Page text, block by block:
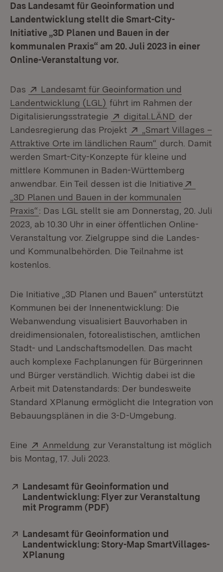
Das Landesamt für Geoinformation und
Landentwicklung stellt die Smart-City-
Initiative „3D Planen und Bauen in der
kommunalen Praxis“ am 20. Juli 2023 in einer
Online-Veranstaltung vor.
Das Extern:
Landesamt für Geoinformation und
Landentwicklung (LGL) (Öffnet in neuem Fenster)
führt im Rahmen der
Digitalisierungsstrategie
Extern:
digital.LÄND (Öffnet in
der
Landesregierung das Projekt
Extern:
„Smart Villages –
Attraktive Orte im ländlichen Raum“ (Öffnet in
durch. Damit
werden Smart-City-Konzepte für kleine und
mittlere Kommunen in Baden-Württemberg
anwendbar. Ein Teil dessen ist die Initiative
„3D Planen und Bauen in der kommunalen
Praxis“(Öffnet in neuem Fenster)
: Das LGL stellt sie am Donnerstag, 20. Juli
2023, ab 10.30 Uhr in einer öffentlichen Online-
Veranstaltung vor. Zielgruppe sind die Landes-
und Kommunalbehörden. Die Teilnahme ist
kostenlos.
Die Initiative „3D Planen und Bauen“ unterstützt
Kommunen bei der Innenentwicklung: Die
Webanwendung visualisiert Bauvorhaben in
dreidimensionalen, fotorealistischen, amtlichen
Stadt- und Landschaftsmodellen. Das macht
auch komplexe Fachplanungen für Bürgerinnen
und Bürger verständlich. Wichtig dabei ist die
Arbeit mit Datenstandards: Der bundesweite
Standard XPlanung ermöglicht die Integration von
Bebauungsplänen in die 3-D-Umgebung.
Eine Extern:
Anmeldung (Öffnet in neuem Fenster)
zur Veranstaltung ist möglich
bis Montag, 17. Juli 2023.
Extern:
Landesamt für Geoinformation und
Landentwicklung: Flyer zur Veranstaltung
mit Programm (PDF)
Extern:
Landesamt für Geoinformation und
Landentwicklung: Story-Map SmartVillages-
XPlanung